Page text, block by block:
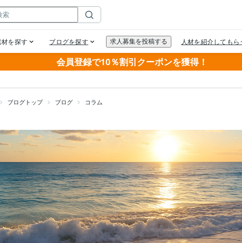
会員登録で10％割引クーポンを獲得！
ブログトップ ブログ コラム